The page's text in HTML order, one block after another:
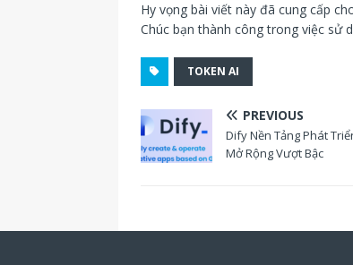
Hy vọng bài viết này đã cung cấp
Chúc bạn thành công trong việc sử
TOKEN AI
PREVIOUS
Dify Nền Tảng Phát
Mở Rộng Vượt Bậc